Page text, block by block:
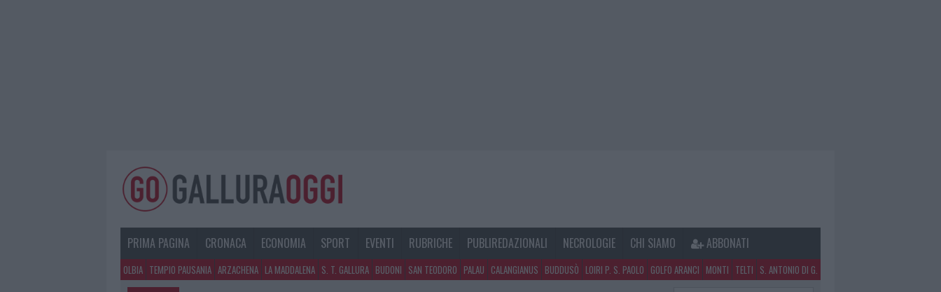
PRIMA PAGINA CRONACA ECONOMIA SPORT EVENTI RUBRICHE PUBLIREDAZIONALI NECROLOGIE CHI SIAMO ABBONATI
OLBIA TEMPIO PAUSANIA ARZACHENA LA MADDALENA S. T. GALLURA BUDONI SAN TEODORO PALAU CALANGIANUS BUDDUSÒ LOIRI P. S. PAOLO GOLFO ARANCI MONTI TELTI S. ANTONIO DI G.